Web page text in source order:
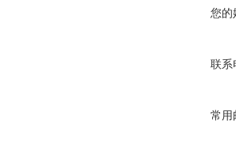
您的
联系
常用